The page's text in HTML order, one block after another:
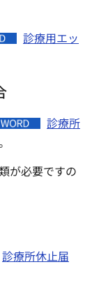
診療用エッ
診療所
が必要ですの
診療所休止届